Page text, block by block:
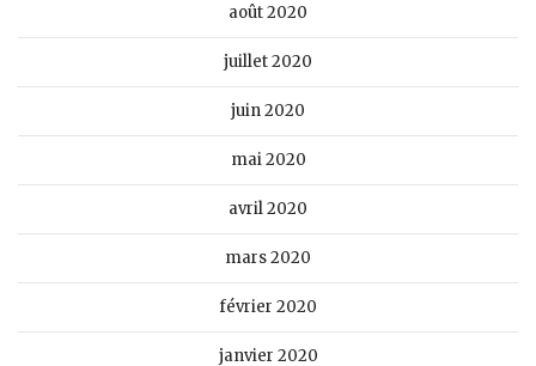
août 2020
juillet 2020
juin 2020
mai 2020
avril 2020
mars 2020
février 2020
janvier 2020